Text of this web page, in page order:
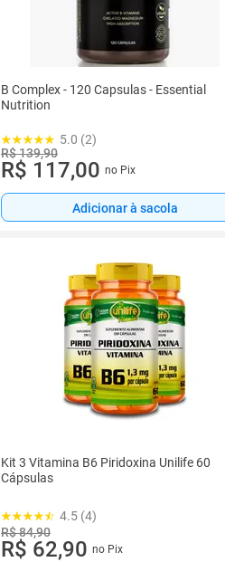
B Complex - 120 Capsulas - Essential
Nutrition
5.0 (2)
R$ 139,90
R$ 117,00 no Pix
Adicionar à sacola
Kit 3 Vitamina B6 Piridoxina Unilife 60
Cápsulas
4.5 (4)
R$ 84,90
R$ 62,90 no Pix